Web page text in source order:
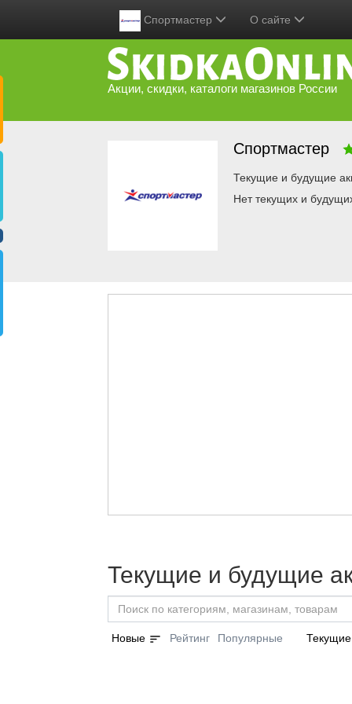
Спортмастер О сайте
Акции, скидки, каталоги магазинов России
Спортмастер
Текущие и будущие
Нет текущих и
Текущие и будущие
Новые sort Рейтинг Популярные Текущие